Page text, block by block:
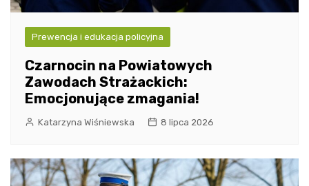
Prewencja i edukacja policyjna
Czarnocin na Powiatowych
Zawodach Strażackich:
Emocjonujące zmagania!
Katarzyna Wiśniewska 8 lipca 2026